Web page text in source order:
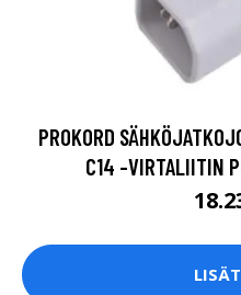
PROKORD
C14 -VIRTALIITIN